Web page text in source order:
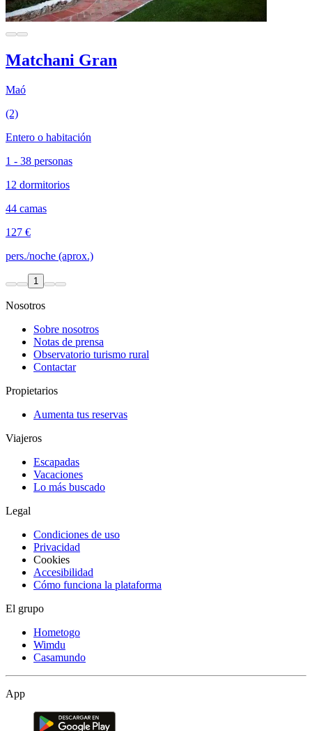
Matchani Gran
Maó
(2)
Entero o habitación
1 - 38 personas
12 dormitorios
44 camas
127 €
pers./noche (aprox.)
1
Nosotros
Sobre nosotros
Notas de prensa
Observatorio turismo rural
Contactar
Propietarios
Aumenta tus reservas
Viajeros
Escapadas
Vacaciones
Lo más buscado
Legal
Condiciones de uso
Privacidad
Cookies
Accesibilidad
Cómo funciona la plataforma
El grupo
Hometogo
Wimdu
Casamundo
App